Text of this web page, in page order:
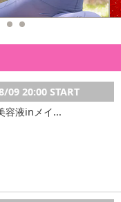
項（※必ずご確認くだ
日
09 20:00 START
容液inメイ...